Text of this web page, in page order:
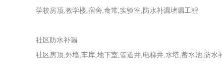
学校房顶,教学楼,宿舍,食常,实验室,防水补漏堵漏工程
社区防水补漏
社区房顶,外墙,车库,地下室,管道井,电梯井,水塔,蓄水池,防水